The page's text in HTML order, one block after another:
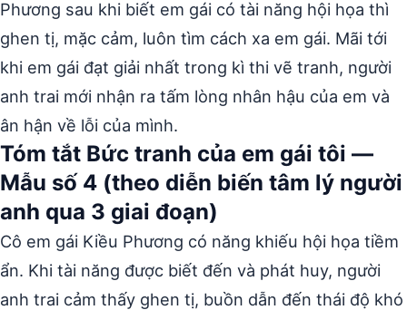
Phương sau khi biết em gái có tài năng hội họa thì
ghen tị, mặc cảm, luôn tìm cách xa em gái. Mãi tới
khi em gái đạt giải nhất trong kì thi vẽ tranh, người
anh trai mới nhận ra tấm lòng nhân hậu của em và
ân hận về lỗi của mình.
Tóm tắt Bức tranh của em gái tôi —
Mẫu số 4 (theo diễn biến tâm lý người
anh qua 3 giai đoạn)
Cô em gái Kiều Phương có năng khiếu hội họa tiềm
ẩn. Khi tài năng được biết đến và phát huy, người
anh trai cảm thấy ghen tị, buồn dẫn đến thái độ khó